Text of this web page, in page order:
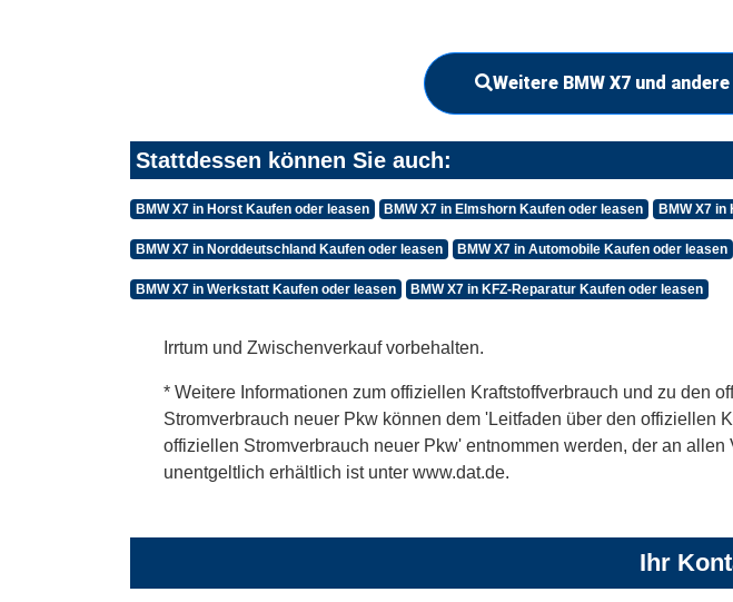
Weitere BMW X7 und
Stattdessen können Sie auch:
BMW X7 in Horst Kaufen oder leasen BMW X7 in Elmshorn Kaufen oder leasen BMW X7
BMW X7 in Norddeutschland Kaufen oder leasen BMW X7 in Automobile Kaufen oder leasen
BMW X7 in Werkstatt Kaufen oder leasen BMW X7 in KFZ-Reparatur Kaufen oder leasen
Irrtum und Zwischenverkauf vorbehalten.
* Weitere Informationen zum offiziellen Kraftstoffverbrauch und zu den
Stromverbrauch neuer Pkw können dem 'Leitfaden über den offiziellen
offiziellen Stromverbrauch neuer Pkw' entnommen werden, der an
unentgeltlich erhältlich ist unter www.dat.de.
Ihr